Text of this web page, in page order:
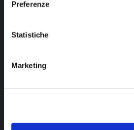
Preferenze
Statistiche
Marketing
agli altri nel modo